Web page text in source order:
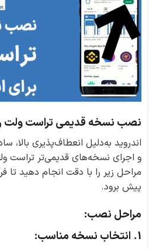
نصب نسخه قدیمی تراست ولت
اندروید به‌دلیل انعطاف‌پذیری بالا،
و اجرای نسخه‌های قدیمی‌تر تراست
مراحل زیر را با دقت انجام دهید
پیش برود.
مراحل نصب:
1. انتخاب نسخه مناسب: